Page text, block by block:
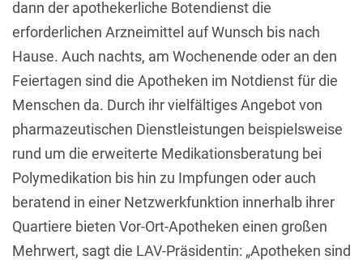
dann der apothekerliche Botendienst die
erforderlichen Arzneimittel auf Wunsch bis nach
Hause. Auch nachts, am Wochenende oder an den
Feiertagen sind die Apotheken im Notdienst für die
Menschen da. Durch ihr vielfältiges Angebot von
pharmazeutischen Dienstleistungen beispielsweise
rund um die erweiterte Medikationsberatung bei
Polymedikation bis hin zu Impfungen oder auch
beratend in einer Netzwerkfunktion innerhalb ihrer
Quartiere bieten Vor-Ort-Apotheken einen großen
Mehrwert, sagt die LAV-Präsidentin: „Apotheken sind